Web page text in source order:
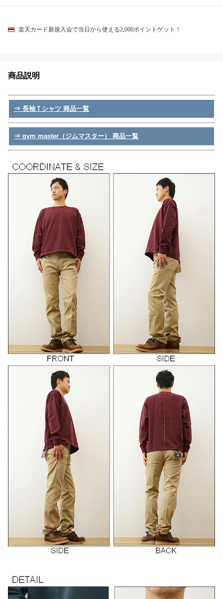
楽天カード新規入会で当日から使える2,000ポイントゲット！
商品説明
⇒ 長袖Ｔシャツ 商品一覧
⇒ gym master（ジムマスター） 商品一覧